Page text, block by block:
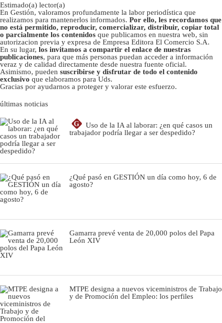
Estimado(a) lector(a)
En Gestión, valoramos profundamente la labor periodística que
realizamos para mantenerlos informados. Por ello, les recordamos que
no está permitido, reproducir, comercializar, distribuir, copiar total
o parcialmente los contenidos que publicamos en nuestra web, sin
autorizacion previa y expresa de Empresa Editora El Comercio S.A.
En su lugar, los invitamos a compartir el enlace de nuestras
publicaciones, para que más personas puedan acceder a información
veraz y de calidad directamente desde nuestra fuente oficial.
Asimismo, pueden suscribirse y disfrutar de todo el contenido
exclusivo que elaboramos para Uds.
Gracias por ayudarnos a proteger y valorar este esfuerzo.
últimas noticias
G
Uso de la IA al laborar: ¿en qué casos un
trabajador podría llegar a ser despedido?
¿Qué pasó en GESTIÓN un día como hoy, 6 de
agosto?
Gamarra prevé venta de 20,000 polos del Papa
León XIV
MTPE designa a nuevos viceministros de Trabajo
y de Promoción del Empleo: los perfiles